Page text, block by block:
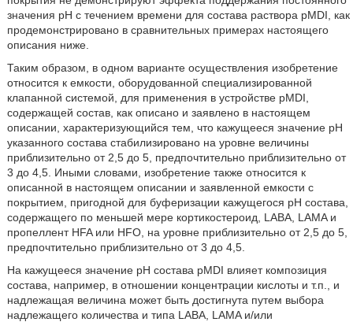
значения pH с течением времени для состава раствора pMDI, как
продемонстрировано в сравнительных примерах настоящего
описания ниже.
Таким образом, в одном варианте осуществления изобретение
относится к емкости, оборудованной специализированной
клапанной системой, для применения в устройстве pMDI,
содержащей состав, как описано и заявлено в настоящем
описании, характеризующийся тем, что кажущееся значение pH
указанного состава стабилизировано на уровне величины
приблизительно от 2,5 до 5, предпочтительно приблизительно от
3 до 4,5. Иными словами, изобретение также относится к
описанной в настоящем описании и заявленной емкости с
покрытием, пригодной для буферизации кажущегося pH состава,
содержащего по меньшей мере кортикостероид, LABA, LAMA и
пропеллент HFA или HFO, на уровне приблизительно от 2,5 до 5,
предпочтительно приблизительно от 3 до 4,5.
На кажущееся значение pH состава pMDI влияет композиция
состава, например, в отношении концентрации кислоты и т.п., и
надлежащая величина может быть достигнута путем выбора
надлежащего количества и типа LABA, LAMA и/или